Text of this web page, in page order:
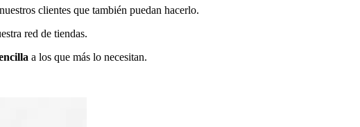
clientes que también puedan hacerlo.
red de tiendas.
a los que más lo necesitan.